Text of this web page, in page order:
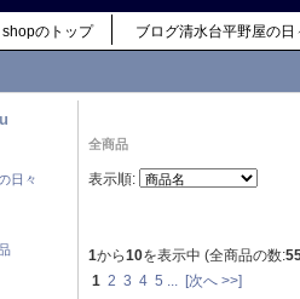
shopのトップ ブログ清水台平野屋の日
日々
全商品
表示順:
1から10を表示中 (全商品の数:
1 2 3 4 5 [次へ >>]